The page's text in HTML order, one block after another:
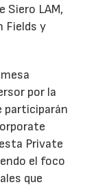
Siero LAM,
Fields y
por la
participarán
Private
el foco
que